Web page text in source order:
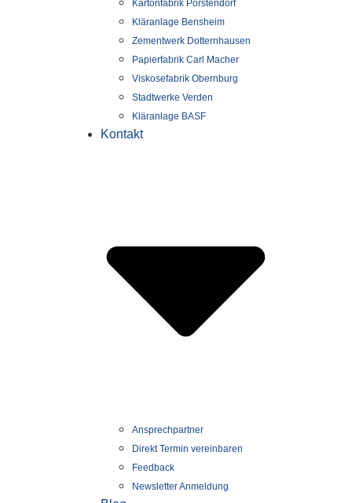
Kartonfabrik Porstendorf
Kläranlage Bensheim
Zementwerk Dotternhausen
Papierfabrik Carl Macher
Viskosefabrik Obernburg
Stadtwerke Verden
Kläranlage BASF
Kontakt
Ansprechpartner
Direkt Termin vereinbaren
Feedback
Newsletter Anmeldung